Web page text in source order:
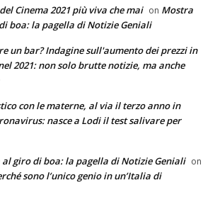
Cinema 2021 più viva che mai on Mostra
boa: la pagella di Notizie Geniali
un bar? Indagine sull'aumento dei prezzi in
2021: non solo brutte notizie, ma anche
con le materne, al via il terzo anno in
nasce a Lodi il test salivare per
giro di boa: la pagella di Notizie Geniali on
sono l’unico genio in un’Italia di